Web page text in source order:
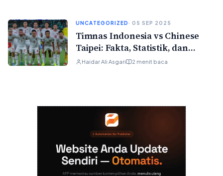
UNCATEGORIZED· 05 SEP 2025
Timnas Indonesia vs Chinese
Taipei: Fakta, Statistik, dan
Prediksi Skor
Haidar Ali Asgari 2 menit baca